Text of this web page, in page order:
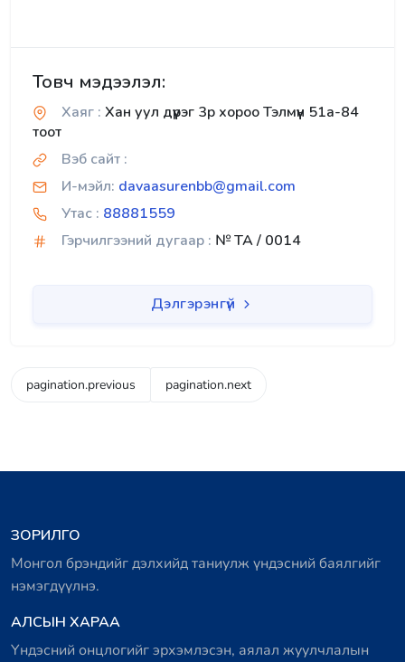
Товч мэдээлэл:
Хаяг : Хан уул дүүрэг 3р хороо Тэлмүүн 51а-84
тоот
Вэб сайт :
И-мэйл: davaasurenbb@gmail.com
Утас : 88881559
Гэрчилгээний дугаар : № TA / 0014
Дэлгэрэнгүй
pagination.previous pagination.next
ЗОРИЛГО
Монгол брэндийг дэлхийд таниулж үндэсний баялгийг
нэмэгдүүлнэ.
АЛСЫН ХАРАА
Үндэсний онцлогийг эрхэмлэсэн, аялал жуулчлалын